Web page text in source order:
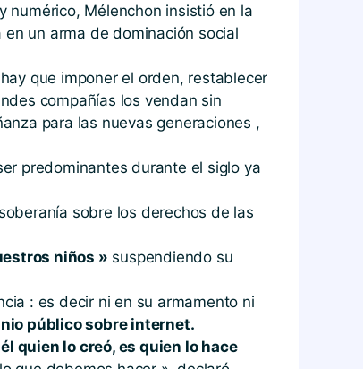
numérico, Mélenchon insistió en la
un arma de dominación social
que imponer el orden, restablecer
compañías los vendan sin
para las nuevas generaciones ,
predominantes durante el siglo ya
sobre los derechos de las
niños » suspendiendo su
: es decir ni en su armamento ni
público sobre internet.
quien lo creó, es quien lo hace